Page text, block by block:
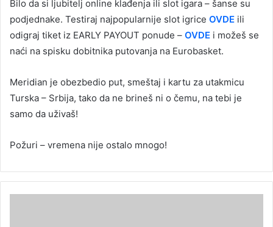
Bilo da si ljubitelj online klađenja ili slot igara – šanse su
podjednake. Testiraj najpopularnije slot igrice OVDE ili
odigraj tiket iz EARLY PAYOUT ponude – OVDE i možeš se
naći na spisku dobitnika putovanja na Eurobasket.
Meridian je obezbedio put, smeštaj i kartu za utakmicu
Turska – Srbija, tako da ne brineš ni o čemu, na tebi je
samo da uživaš!
Požuri – vremena nije ostalo mnogo!